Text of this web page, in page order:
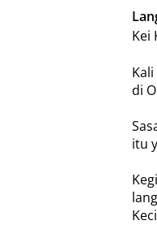
Kei
di
itu